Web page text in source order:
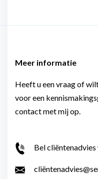
Meer informatie
Heeft u een vraag of
voor een
contact met mij op.
Bel